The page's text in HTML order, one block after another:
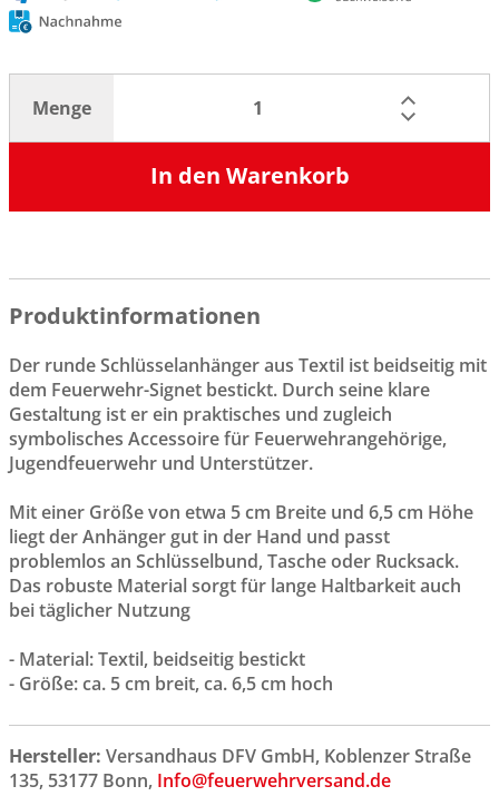
Menge
In den Warenkorb
Produktinformationen
Der runde Schlüsselanhänger aus Textil ist beidseitig mit
dem Feuerwehr-Signet bestickt. Durch seine klare
Gestaltung ist er ein praktisches und zugleich
symbolisches Accessoire für Feuerwehrangehörige,
Jugendfeuerwehr und Unterstützer.
Mit einer Größe von etwa 5 cm Breite und 6,5 cm Höhe
liegt der Anhänger gut in der Hand und passt
problemlos an Schlüsselbund, Tasche oder Rucksack.
Das robuste Material sorgt für lange Haltbarkeit auch
bei täglicher Nutzung
- Material: Textil, beidseitig bestickt
- Größe: ca. 5 cm breit, ca. 6,5 cm hoch
Hersteller: Versandhaus DFV GmbH, Koblenzer Straße
135, 53177 Bonn, Info@feuerwehrversand.de